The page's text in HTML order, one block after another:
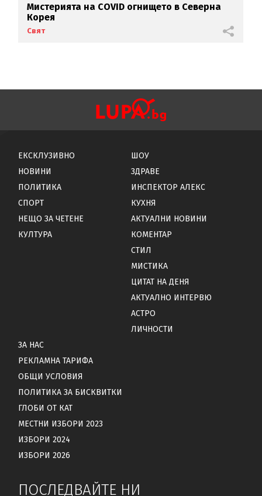
Мистерията на COVID огнището в Северна
Корея
Свят
ЕКСКЛУЗИВНО
НОВИНИ
ПОЛИТИКА
СПОРТ
НЕЩО ЗА ЧЕТЕНЕ
КУЛТУРА
ШОУ
ЗДРАВЕ
ИНСПЕКТОР АЛЕКС
КУХНЯ
АКТУАЛНИ НОВИНИ
КОМЕНТАР
СТИЛ
МИСТИКА
ЦИТАТ НА ДЕНЯ
АКТУАЛНО ИНТЕРВЮ
АСТРО
ЛИЧНОСТИ
ЗА НАС
РЕКЛАМНА ТАРИФА
ОБЩИ УСЛОВИЯ
ПОЛИТИКА ЗА БИСКВИТКИ
ГЛОБИ ОТ КАТ
МЕСТНИ ИЗБОРИ 2023
ИЗБОРИ 2024
ИЗБОРИ 2026
ПОСЛЕДВАЙТЕ НИ